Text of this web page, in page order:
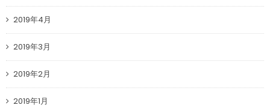
2019年4月
2019年3月
2019年2月
2019年1月